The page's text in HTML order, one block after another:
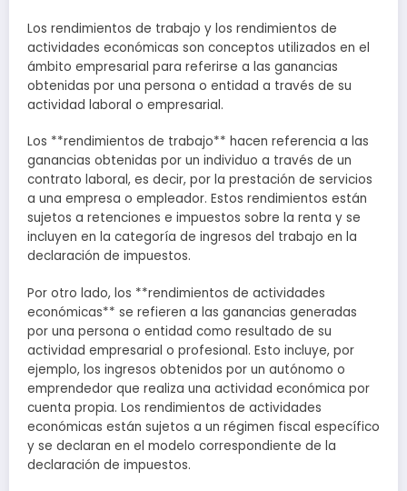
Los rendimientos de trabajo y los rendimientos de
actividades económicas son conceptos utilizados en el
ámbito empresarial para referirse a las ganancias
obtenidas por una persona o entidad a través de su
actividad laboral o empresarial.
Los **rendimientos de trabajo** hacen referencia a las
ganancias obtenidas por un individuo a través de un
contrato laboral, es decir, por la prestación de servicios
a una empresa o empleador. Estos rendimientos están
sujetos a retenciones e impuestos sobre la renta y se
incluyen en la categoría de ingresos del trabajo en la
declaración de impuestos.
Por otro lado, los **rendimientos de actividades
económicas** se refieren a las ganancias generadas
por una persona o entidad como resultado de su
actividad empresarial o profesional. Esto incluye, por
ejemplo, los ingresos obtenidos por un autónomo o
emprendedor que realiza una actividad económica por
cuenta propia. Los rendimientos de actividades
económicas están sujetos a un régimen fiscal específico
y se declaran en el modelo correspondiente de la
declaración de impuestos.